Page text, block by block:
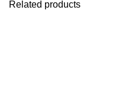
Related products